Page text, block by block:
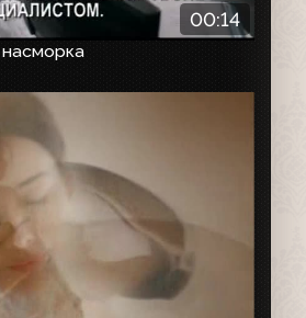
00:14